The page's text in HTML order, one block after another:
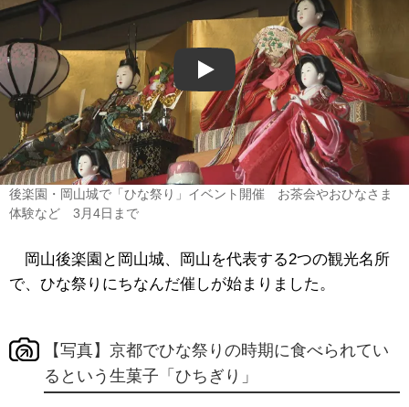
Play
後楽園・岡山城で「ひな祭り」イベント開催 お茶会やおひなさま
体験など 3月4日まで
岡山後楽園と岡山城、岡山を代表する2つの観光名所
で、ひな祭りにちなんだ催しが始まりました。
【写真】京都でひな祭りの時期に食べられてい
るという生菓子「ひちぎり」